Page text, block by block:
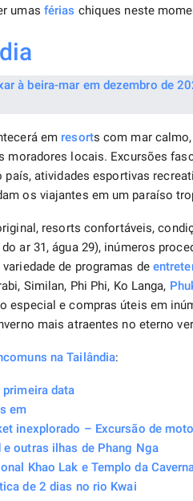
umas férias chiques neste
em resorts com mar
moradores locais. Excursões
país, atividades esportivas
os viajantes em um paraíso
resorts confortáveis,
ar 31, água 29), inúmeros
de programas de
Similan, Phi Phi, Ko Langa,
especial e compras úteis em
mais atraentes no eterno
na Tailândia:
primeira data
em
inexplorado – Excursão de
e outras ilhas de Phang Nga
Khao Lak e Templo da
de 2 dias no rio Kwai